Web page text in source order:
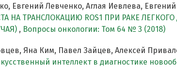
Евгений Левченко, Аглая Иевлева,
НА ТРАНСЛОКАЦИЮ ROS1 ПРИ РАКЕ
, Вопросы онкологии: Том 64 № 3 (2018)
Яна Ким, Павел Зайцев, Алексей
интеллект в диагностике